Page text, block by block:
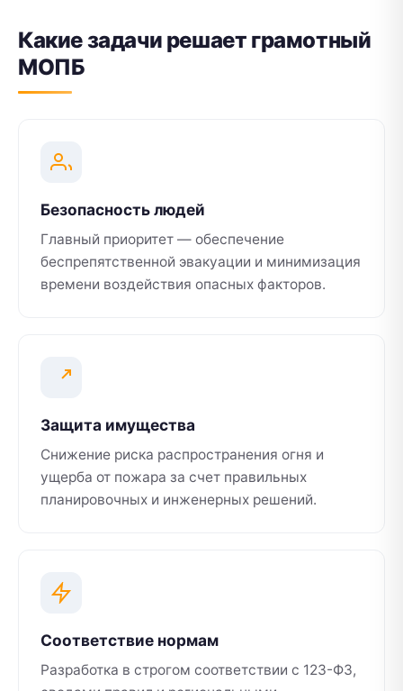
Какие задачи решает грамотный
МОПБ
Безопасность людей
Главный приоритет — обеспечение
беспрепятственной эвакуации и минимизация
времени воздействия опасных факторов.
Защита имущества
Снижение риска распространения огня и
ущерба от пожара за счет правильных
планировочных и инженерных решений.
Соответствие нормам
Разработка в строгом соответствии с 123-ФЗ,